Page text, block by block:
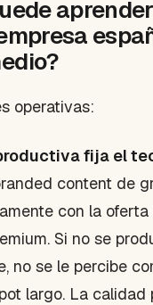
operativas:
fija el
content de
con la oferta
Si no se
no se le percibe
largo. La calidad